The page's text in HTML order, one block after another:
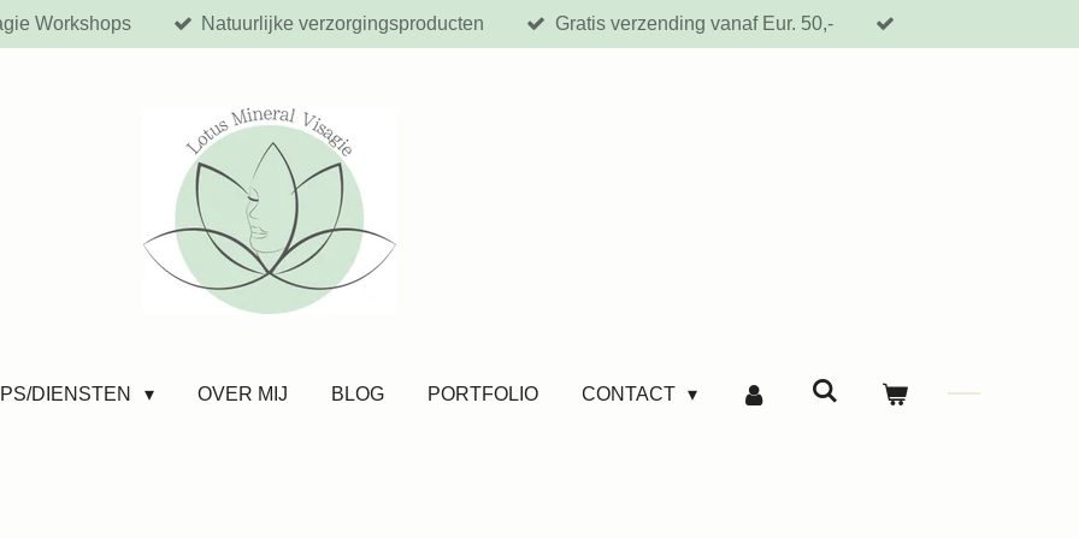
Workshops Natuurlijke verzorgingsproducten Gratis verzending vanaf Eur. 50,-
DIENSTEN OVER MIJ BLOG PORTFOLIO CONTACT